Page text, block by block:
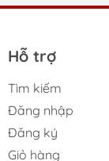
Những
của
Hỗ trợ
Tìm kiếm
Đăng nhập
Đăng ký
Giỏ hàng